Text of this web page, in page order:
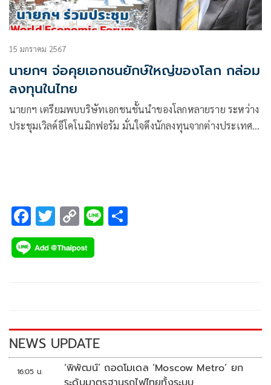
15 มกราคม 2567
นายกฯ จ่อคุยเอกชนยักษ์ใหญ่ของโลก กล่อม
ลงทุนในไทย
นายกฯ เตรียมพบบริษัทเอกชนชั้นนำของโลกหลายราย ระหว่าง
ประชุมเวิลด์อีโคโนมิกฟอรัม มั่นใจดึงนักลงทุนจากต่างประเทศ
F
ac
e
k
T
wi
tt
C
o
p
k
Li
NEWS UPDATE
16:05 น.
‘พิพัฒน์’ ถอดโมเดล ‘Moscow Metro’ ยก